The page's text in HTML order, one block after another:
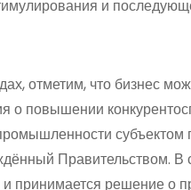
и
отметим, что бизнес
о повышении
Правительством. В
решение о